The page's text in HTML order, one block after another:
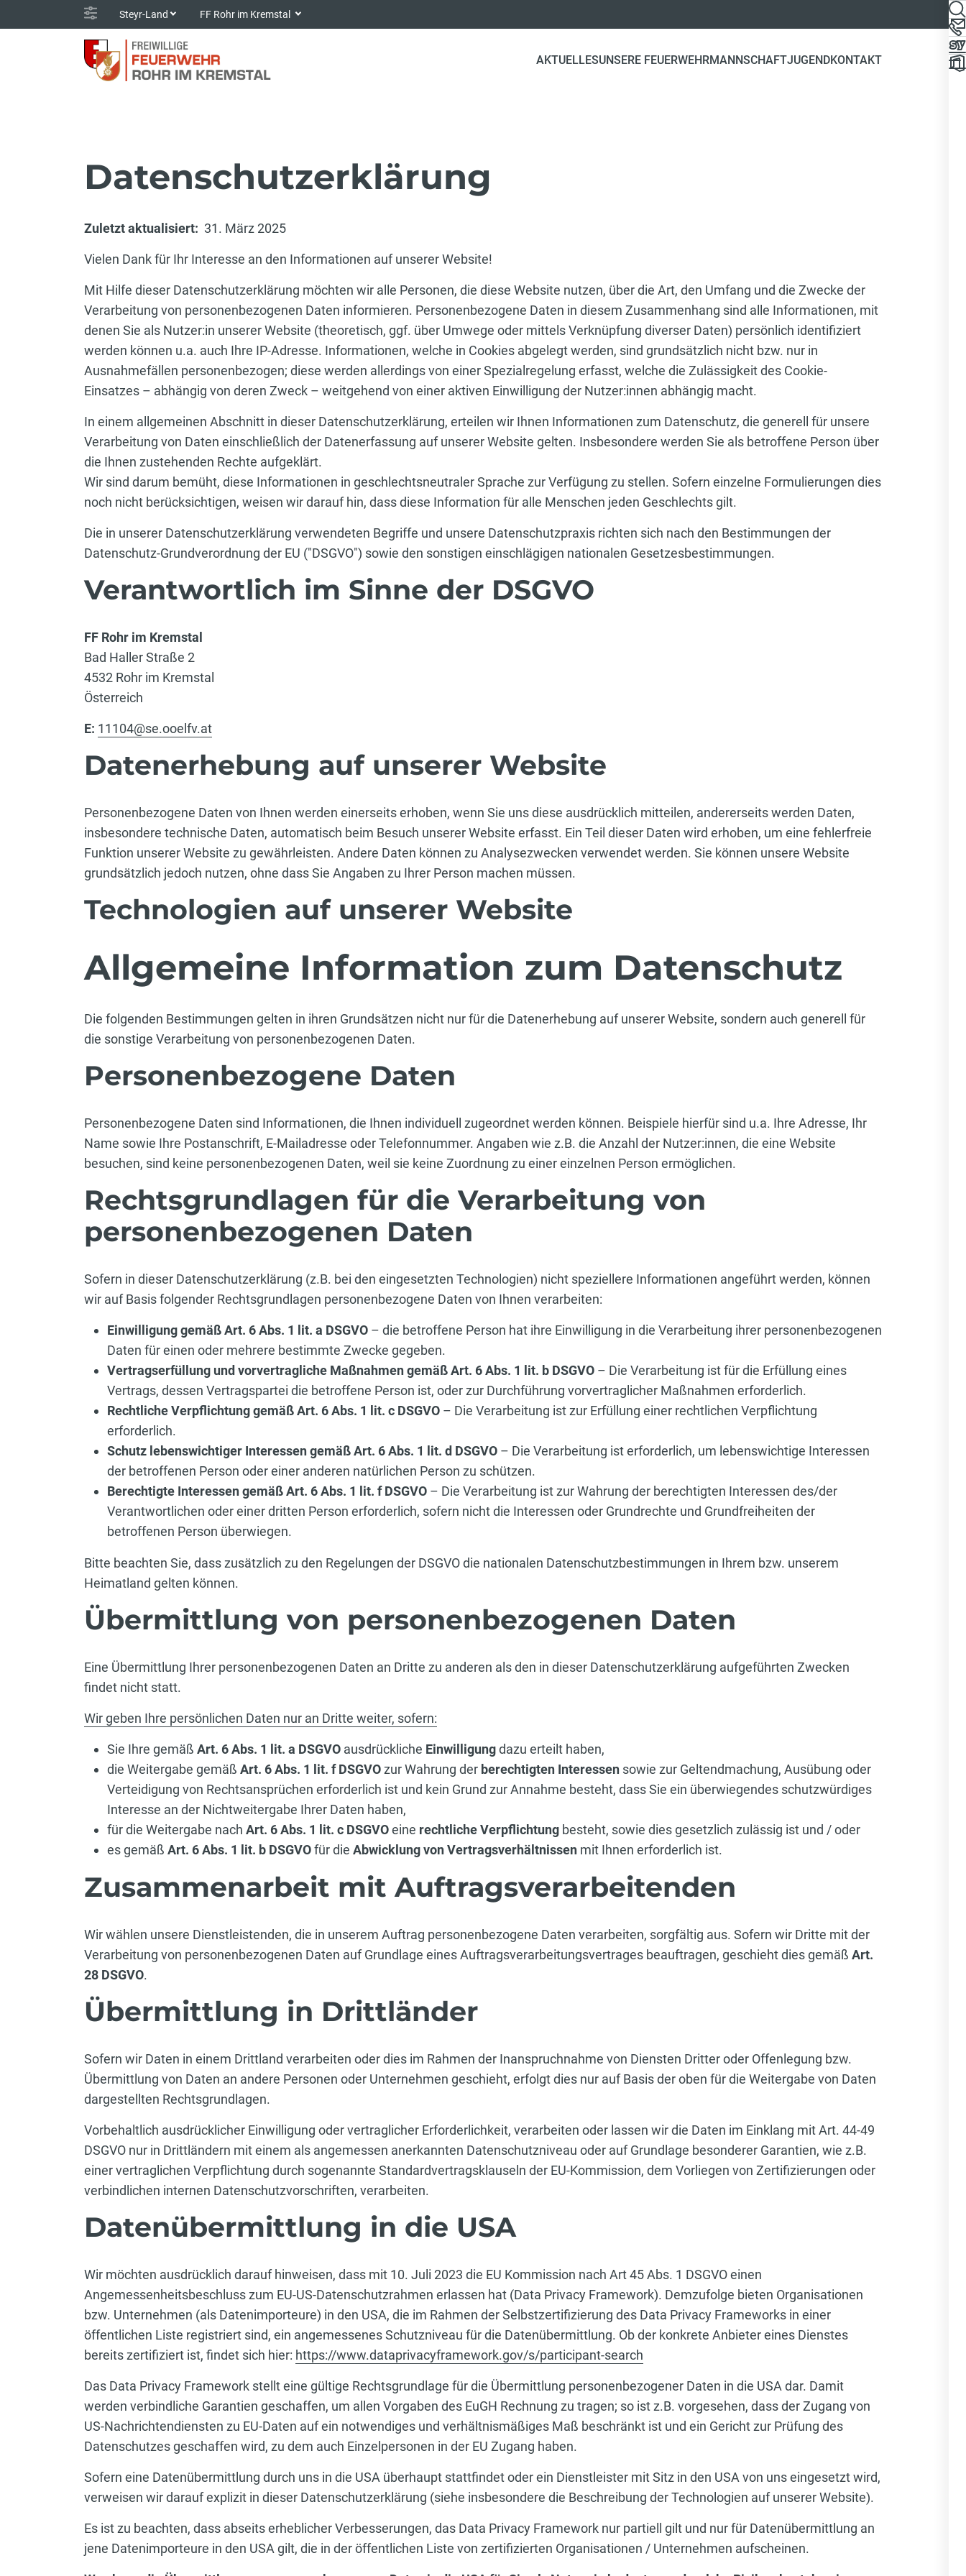
Steyr-Land FF Rohr im Kremstal
AKTUELLESUNSERE FEUERWEHRMANNSCHAFTJUGENDKONTAKT
Datenschutzerklärung
Zuletzt aktualisiert: 31. März 2025
Vielen Dank für Ihr Interesse an den Informationen auf unserer Website!
Mit Hilfe dieser Datenschutzerklärung möchten wir alle Personen, die diese Website nutzen, über die Art, den Umfang und die Zwecke der
Verarbeitung von personenbezogenen Daten informieren. Personenbezogene Daten in diesem Zusammenhang sind alle Informationen, mit
denen Sie als Nutzer:in unserer Website (theoretisch, ggf. über Umwege oder mittels Verknüpfung diverser Daten) persönlich identifiziert
werden können u.a. auch Ihre IP-Adresse. Informationen, welche in Cookies abgelegt werden, sind grundsätzlich nicht bzw. nur in
Ausnahmefällen personenbezogen; diese werden allerdings von einer Spezialregelung erfasst, welche die Zulässigkeit des Cookie-
Einsatzes – abhängig von deren Zweck – weitgehend von einer aktiven Einwilligung der Nutzer:innen abhängig macht.
In einem allgemeinen Abschnitt in dieser Datenschutzerklärung, erteilen wir Ihnen Informationen zum Datenschutz, die generell für unsere
Verarbeitung von Daten einschließlich der Datenerfassung auf unserer Website gelten. Insbesondere werden Sie als betroffene Person über
die Ihnen zustehenden Rechte aufgeklärt.
Wir sind darum bemüht, diese Informationen in geschlechtsneutraler Sprache zur Verfügung zu stellen. Sofern einzelne Formulierungen dies
noch nicht berücksichtigen, weisen wir darauf hin, dass diese Information für alle Menschen jeden Geschlechts gilt.
Die in unserer Datenschutzerklärung verwendeten Begriffe und unsere Datenschutzpraxis richten sich nach den Bestimmungen der
Datenschutz-Grundverordnung der EU ("DSGVO") sowie den sonstigen einschlägigen nationalen Gesetzesbestimmungen.
Verantwortlich im Sinne der DSGVO
FF Rohr im Kremstal
Bad Haller Straße 2
4532 Rohr im Kremstal
Österreich
E: 11104@se.ooelfv.at
Datenerhebung auf unserer Website
Personenbezogene Daten von Ihnen werden einerseits erhoben, wenn Sie uns diese ausdrücklich mitteilen, andererseits werden Daten,
insbesondere technische Daten, automatisch beim Besuch unserer Website erfasst. Ein Teil dieser Daten wird erhoben, um eine fehlerfreie
Funktion unserer Website zu gewährleisten. Andere Daten können zu Analysezwecken verwendet werden. Sie können unsere Website
grundsätzlich jedoch nutzen, ohne dass Sie Angaben zu Ihrer Person machen müssen.
Technologien auf unserer Website
Allgemeine Information zum Datenschutz
Die folgenden Bestimmungen gelten in ihren Grundsätzen nicht nur für die Datenerhebung auf unserer Website, sondern auch generell für
die sonstige Verarbeitung von personenbezogenen Daten.
Personenbezogene Daten
Personenbezogene Daten sind Informationen, die Ihnen individuell zugeordnet werden können. Beispiele hierfür sind u.a. Ihre Adresse, Ihr
Name sowie Ihre Postanschrift, E-Mailadresse oder Telefonnummer. Angaben wie z.B. die Anzahl der Nutzer:innen, die eine Website
besuchen, sind keine personenbezogenen Daten, weil sie keine Zuordnung zu einer einzelnen Person ermöglichen.
Rechtsgrundlagen für die Verarbeitung von
personenbezogenen Daten
Sofern in dieser Datenschutzerklärung (z.B. bei den eingesetzten Technologien) nicht speziellere Informationen angeführt werden, können
wir auf Basis folgender Rechtsgrundlagen personenbezogene Daten von Ihnen verarbeiten:
Einwilligung gemäß Art. 6 Abs. 1 lit. a DSGVO – die betroffene Person hat ihre Einwilligung in die Verarbeitung ihrer personenbezogenen
Daten für einen oder mehrere bestimmte Zwecke gegeben.
Vertragserfüllung und vorvertragliche Maßnahmen gemäß Art. 6 Abs. 1 lit. b DSGVO – Die Verarbeitung ist für die Erfüllung eines
Vertrags, dessen Vertragspartei die betroffene Person ist, oder zur Durchführung vorvertraglicher Maßnahmen erforderlich.
Rechtliche Verpflichtung gemäß Art. 6 Abs. 1 lit. c DSGVO – Die Verarbeitung ist zur Erfüllung einer rechtlichen Verpflichtung
erforderlich.
Schutz lebenswichtiger Interessen gemäß Art. 6 Abs. 1 lit. d DSGVO – Die Verarbeitung ist erforderlich, um lebenswichtige Interessen
der betroffenen Person oder einer anderen natürlichen Person zu schützen.
Berechtigte Interessen gemäß Art. 6 Abs. 1 lit. f DSGVO – Die Verarbeitung ist zur Wahrung der berechtigten Interessen des/der
Verantwortlichen oder einer dritten Person erforderlich, sofern nicht die Interessen oder Grundrechte und Grundfreiheiten der
betroffenen Person überwiegen.
Bitte beachten Sie, dass zusätzlich zu den Regelungen der DSGVO die nationalen Datenschutzbestimmungen in Ihrem bzw. unserem
Heimatland gelten können.
Übermittlung von personenbezogenen Daten
Eine Übermittlung Ihrer personenbezogenen Daten an Dritte zu anderen als den in dieser Datenschutzerklärung aufgeführten Zwecken
findet nicht statt.
Wir geben Ihre persönlichen Daten nur an Dritte weiter, sofern:
Sie Ihre gemäß Art. 6 Abs. 1 lit. a DSGVO ausdrückliche Einwilligungdazu erteilt haben,
die Weitergabe gemäß Art. 6 Abs. 1 lit. f DSGVOzur Wahrung der berechtigten Interessen sowie zur Geltendmachung, Ausübung oder
Verteidigung von Rechtsansprüchen erforderlich ist und kein Grund zur Annahme besteht, dass Sie ein überwiegendes schutzwürdiges
Interesse an der Nichtweitergabe Ihrer Daten haben,
für die Weitergabe nach Art. 6 Abs. 1 lit. c DSGVOeine rechtliche Verpflichtung besteht, sowie dies gesetzlich zulässig ist und / oder
es gemäß Art. 6 Abs. 1 lit. b DSGVOfür die Abwicklung von Vertragsverhältnissen mit Ihnen erforderlich ist.
Zusammenarbeit mit Auftragsverarbeitenden
Wir wählen unsere Dienstleistenden, die in unserem Auftrag personenbezogene Daten verarbeiten, sorgfältig aus. Sofern wir Dritte mit der
Verarbeitung von personenbezogenen Daten auf Grundlage eines Auftragsverarbeitungsvertrages beauftragen, geschieht dies gemäß Art.
28 DSGVO.
Übermittlung in Drittländer
Sofern wir Daten in einem Drittland verarbeiten oder dies im Rahmen der Inanspruchnahme von Diensten Dritter oder Offenlegung bzw.
Übermittlung von Daten an andere Personen oder Unternehmen geschieht, erfolgt dies nur auf Basis der oben für die Weitergabe von Daten
dargestellten Rechtsgrundlagen.
Vorbehaltlich ausdrücklicher Einwilligung oder vertraglicher Erforderlichkeit, verarbeiten oder lassen wir die Daten im Einklang mit Art. 44-49
DSGVO nur in Drittländern mit einem als angemessen anerkannten Datenschutzniveau oder auf Grundlage besonderer Garantien, wie z.B.
einer vertraglichen Verpflichtung durch sogenannte Standardvertragsklauseln der EU-Kommission, dem Vorliegen von Zertifizierungen oder
verbindlichen internen Datenschutzvorschriften, verarbeiten.
Datenübermittlung in die USA
Wir möchten ausdrücklich darauf hinweisen, dass mit 10. Juli 2023 die EU Kommission nach Art 45 Abs. 1 DSGVO einen
Angemessenheitsbeschluss zum EU-US-Datenschutzrahmen erlassen hat (Data Privacy Framework). Demzufolge bieten Organisationen
bzw. Unternehmen (als Datenimporteure) in den USA, die im Rahmen der Selbstzertifizierung des Data Privacy Frameworks in einer
öffentlichen Liste registriert sind, ein angemessenes Schutzniveau für die Datenübermittlung. Ob der konkrete Anbieter eines Dienstes
bereits zertifiziert ist, findet sich hier: https://www.dataprivacyframework.gov/s/participant-search
Das Data Privacy Framework stellt eine gültige Rechtsgrundlage für die Übermittlung personenbezogener Daten in die USA dar. Damit
werden verbindliche Garantien geschaffen, um allen Vorgaben des EuGH Rechnung zu tragen; so ist z.B. vorgesehen, dass der Zugang von
US-Nachrichtendiensten zu EU-Daten auf ein notwendiges und verhältnismäßiges Maß beschränkt ist und ein Gericht zur Prüfung des
Datenschutzes geschaffen wird, zu dem auch Einzelpersonen in der EU Zugang haben.
Sofern eine Datenübermittlung durch uns in die USA überhaupt stattfindet oder ein Dienstleister mit Sitz in den USA von uns eingesetzt wird,
verweisen wir darauf explizit in dieser Datenschutzerklärung (siehe insbesondere die Beschreibung der Technologien auf unserer Website).
Es ist zu beachten, dass abseits erheblicher Verbesserungen, das Data Privacy Framework nur partiell gilt und nur für Datenübermittlung an
jene Datenimporteure in den USA gilt, die in der öffentlichen Liste von zertifizierten Organisationen / Unternehmen aufscheinen.